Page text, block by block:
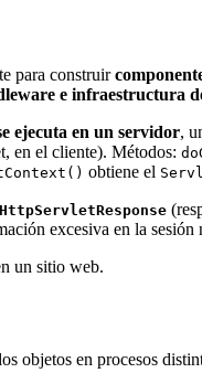
para construir
e infraestructura
ejecuta en un servidor,
en el cliente). Métodos:
obtiene el
HttpServletResponse
excesiva en la sesión
un sitio web.
objetos en procesos